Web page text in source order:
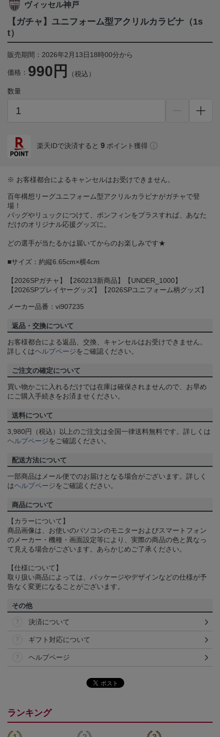
ヴィッセル神戸
【ガチャ】ユニフォーム型アクリルカラビナ（1s
t）
販売期間：2026年2月13日18時00分から
価格： 990円 （税込）
数量
楽天IDで決済すると 9 ポイント獲得
※ お客様都合によるキャンセルはお受けできません。
百年構想リーグユニフォーム型アクリルカラビナがガチャで登
場！
バッグやリュックにつけて、ボンフィンをプラスすれば、あなた
だけのオリジナル応援グッズに。
どの選手が当たるかは届いてからのお楽しみです★
■サイズ：約縦6.65cm×横4cm
【2026SPガチャ】【260213新商品】【UNDER_1000】
【2026SPプレイヤーグッズ】【2026SPユニフォーム柄グッズ】
メーカー品番：vi907235
返品・交換について
お客様都合による返品、交換、キャンセルはお受けできません。
詳しくはヘルプページをご確認ください。
ご注文の確定について
買い物かごに入れるだけでは在庫は確保されませんので、お早め
にご購入手続きをお済ませください。
送料について
3,980円（税込）以上のご注文は全国一律送料無料です。詳しくは
ヘルプページをご確認ください。
配送方法について
一部商品はメール便でのお届けとなる場合がございます。詳しく
はヘルプページをご確認ください。
商品について
【カラーについて】
商品画像は、お使いのパソコンのモニターおよびスマートフォン
のメーカー・機種・画面設定等により、実際の商品の色と異なっ
て見える場合がございます。あらかじめご了承ください。
【仕様について】
取り扱い商品によっては、パッケージやデザインなどの仕様が予
告なく変更になることがございます。
その他
決済について
ギフト対応について
ヘルプページ
ランキング